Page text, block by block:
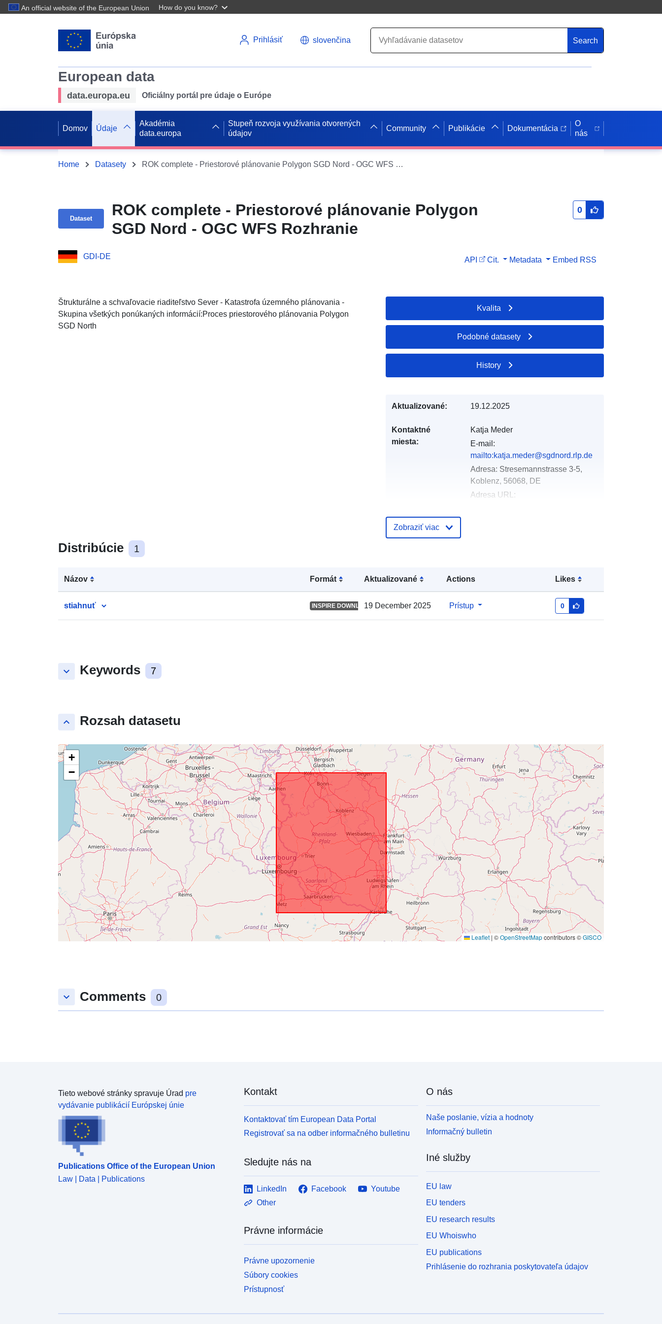
An official website of the European Union How do you know?
Prihlásiť slovenčina Search
European data
data.europa.eu Oficiálny portál pre údaje o Európe
Domov Údaje
Akadémia
data.europa
Stupeň rozvoja využívania otvorených
údajov
Community Publikácie Dokumentácia
O
nás
Home Datasety ROK complete - Priestorové plánovanie Polygon SGD Nord - OGC WFS Rozhranie
Dataset
ROK complete - Priestorové plánovanie Polygon
SGD Nord - OGC WFS Rozhranie
0
GDI-DE API Cit. Metadata Embed RSS
Štrukturálne a schvaľovacie riaditeľstvo Sever - Katastrofa územného plánovania -
Skupina všetkých ponúkaných informácií:Proces priestorového plánovania Polygon
SGD North
Distribúcie 1
Názov Formát Aktualizované Actions Likes
stiahnuť INSPIRE DOWNLOAD SERVICE
19 December 2025 Prístup 0
keyboard_arrow_down Keywords 7
keyboard_arrow_up Rozsah datasetu
+
−
Leaflet | ©OpenStreetMapcontributors ©GISCO
Kvalita
Podobné datasety
History
Aktualizované: 19.12.2025
Kontaktné
miesta:
Katja Meder
E-mail:
mailto:katja.meder@sgdnord.rlp.de
Adresa: Stresemannstrasse 3-5,
Koblenz, 56068, DE
Adresa URL:
Katalógový
pokrytie:
50.9474521 ], [ 8.5129077,
50.9474521 ], [ 8.5129077,
Zobraziť viac
keyboard_arrow_down Comments 0
Tieto webové stránky spravuje Úrad pre
vydávanie publikácií Európskej únie
Publications Office of the European Union
Law | Data | Publications
Kontakt
Kontaktovať tím European Data Portal
Registrovať sa na odber informačného bulletinu
Sledujte nás na
LinkedIn Facebook
Youtube
Other
Právne informácie
Právne upozornenie
Súbory cookies
Prístupnosť
O nás
Naše poslanie, vízia a hodnoty
Informačný bulletin
Iné služby
EU law
EU tenders
EU research results
EU Whoiswho
EU publications
Prihlásenie do rozhrania poskytovateľa údajov